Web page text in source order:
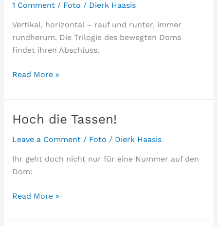
1 Comment / Foto / Dierk Haasis
Vertikal, horizontal – rauf und runter, immer
rundherum. Die Trilogie des bewegten Doms
findet ihren Abschluss.
Dom,
Dritten
Read More »
Hoch die Tassen!
Leave a Comment / Foto / Dierk Haasis
Ihr geht doch nicht nur für eine Nummer auf den
Dom:
Hoch
Tassen!
Read More »